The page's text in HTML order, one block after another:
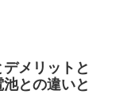
メリットと
との違いと